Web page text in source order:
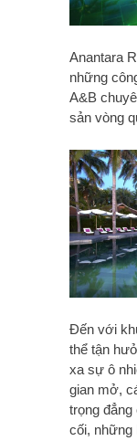
Anantara
những
A&B
sản vòng
Đến với
thể tận
xa sự ô
gian mở,
trọng
cối, những